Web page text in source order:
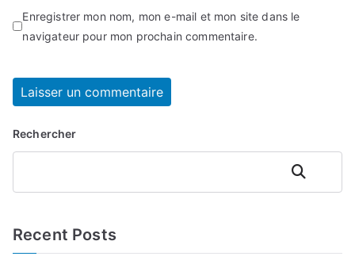
Enregistrer mon nom, mon e-mail et mon site dans le
navigateur pour mon prochain commentaire.
Rechercher
Rechercher
Recent Posts